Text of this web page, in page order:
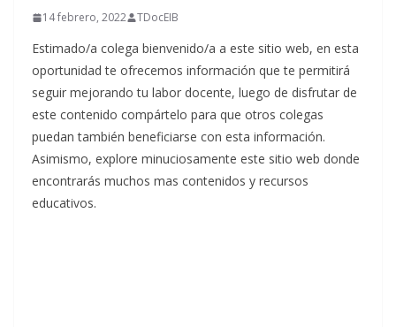
14 febrero, 2022 TDocEIB
Estimado/a colega bienvenido/a a este sitio web, en esta
oportunidad te ofrecemos información que te permitirá
seguir mejorando tu labor docente, luego de disfrutar de
este contenido compártelo para que otros colegas
puedan también beneficiarse con esta información.
Asimismo, explore minuciosamente este sitio web donde
encontrarás muchos mas contenidos y recursos
educativos.